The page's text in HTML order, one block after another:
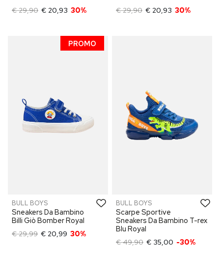
€ 29,90 € 20,93 30%
€ 29,90 € 20,93 30%
PROMO
BULL BOYS
Sneakers Da Bambino
Billi Giò Bomber Royal
€ 29,99 € 20,99 30%
BULL BOYS
Scarpe Sportive
Sneakers Da Bambino T-rex
Blu Royal
€ 49,90 € 35,00 -30%